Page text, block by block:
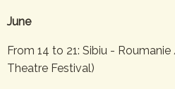
June
From 14 to 21: Sibiu -
Theatre Festival)